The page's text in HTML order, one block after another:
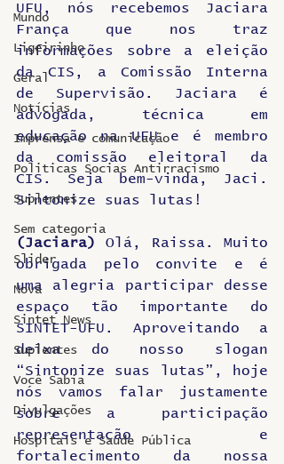
Mundo
Ligeirinho
Geral
Notícias
Imprensa e comunicação
Politicas Socias Antirracismo
Suplentes
Sem categoria
Slider
Nova
Sintet News
Suplentes
Você Sabia
Divulgações
Hospitais e Saúde Pública
UFU, nós recebemos Jaciara
França que nos traz
informações sobre a eleição
da CIS, a Comissão Interna
de Supervisão. Jaciara é
advogada, técnica em
educação na UFU e é membro
da comissão eleitoral da
CIS. Seja bem-vinda, Jaci.
Sintonize suas lutas!
(Jaciara)
Olá, Raissa. Muito
obrigada pelo convite e é
uma alegria participar desse
espaço tão importante do
SINTET-UFU. Aproveitando a
deixa do nosso slogan
“Sintonize suas lutas”, hoje
nós vamos falar justamente
sobre a participação
representação e
fortalecimento da nossa